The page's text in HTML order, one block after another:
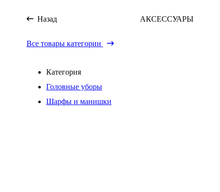
Назад АКСЕССУАРЫ
Все товары категории
Категория
Головные уборы
Шарфы и манишки